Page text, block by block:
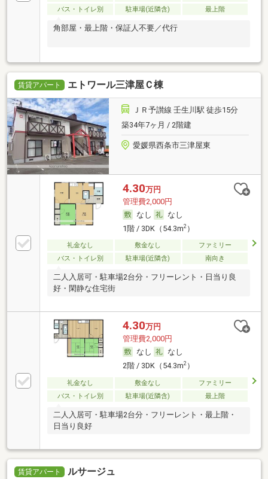
バス・トイレ別 駐車場(近隣含) 最上階
角部屋・最上階・保証人不要／代行
賃貸アパート エトワール三津屋Ｃ棟
ＪＲ予讃線 壬生川駅 徒歩15分
築34年7ヶ月 / 2階建
愛媛県西条市三津屋東
4.30万円
管理費2,000円
なし
なし
1階 / 3DK（54.3m2）
礼金なし 敷金なし
ファミリー
バス・トイレ別
駐車場(近隣含) 南向き
二人入居可・駐車場2台分・フリーレント・日当り良
好・閑静な住宅街
4.30万円
管理費2,000円
なし
なし
2階 / 3DK（54.3m2）
礼金なし 敷金なし
ファミリー
バス・トイレ別
駐車場(近隣含) 最上階
二人入居可・駐車場2台分・フリーレント・最上階・
日当り良好
賃貸アパート ルサージュ